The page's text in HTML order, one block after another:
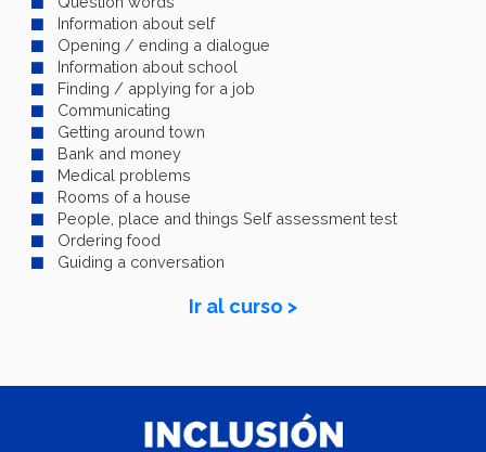
Information about self
Opening / ending a dialogue
Information about school
Finding / applying for a job
Communicating
Getting around town
Bank and money
Medical problems
Rooms of a house
People, place and things Self assessment test
Ordering food
Guiding a conversation
Ir al curso >